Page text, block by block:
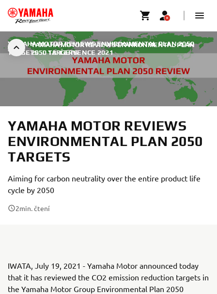
YAMAHA MOTOR REVIEWS ENVIRONMENTAL PLAN
2050 TARGETS
YAMAHA MOTOR REVIEWS ENVIRONMENTAL PLAN 2050
TARGETS | 18. ČERVENCE 2021
YAMAHA MOTOR REVIEWS
ENVIRONMENTAL PLAN 2050
TARGETS
Aiming for carbon neutrality over the entire product life
cycle by 2050
2min. čtení
IWATA, July 19, 2021 - Yamaha Motor announced today
that it has reviewed the CO2 emission reduction targets in
the Yamaha Motor Group Environmental Plan 2050